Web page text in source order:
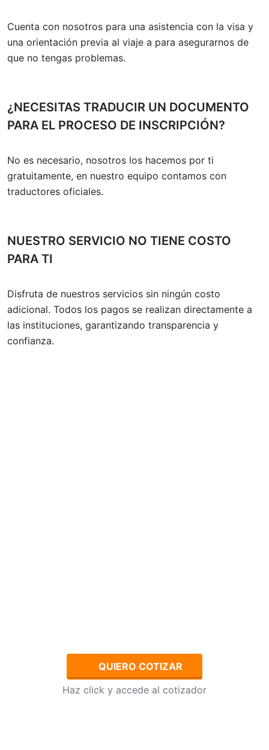
Cuenta con nosotros para una asistencia con la visa y
una orientación previa al viaje a para asegurarnos de
que no tengas problemas.
¿NECESITAS TRADUCIR UN DOCUMENTO
PARA EL PROCESO DE INSCRIPCIÓN?
No es necesario, nosotros los hacemos por ti
gratuitamente, en nuestro equipo contamos con
traductores oficiales.
NUESTRO SERVICIO NO TIENE COSTO
PARA TI
Disfruta de nuestros servicios sin ningún costo
adicional. Todos los pagos se realizan directamente a
las instituciones, garantizando transparencia y
confianza.
QUIERO COTIZAR
Haz click y accede al cotizador